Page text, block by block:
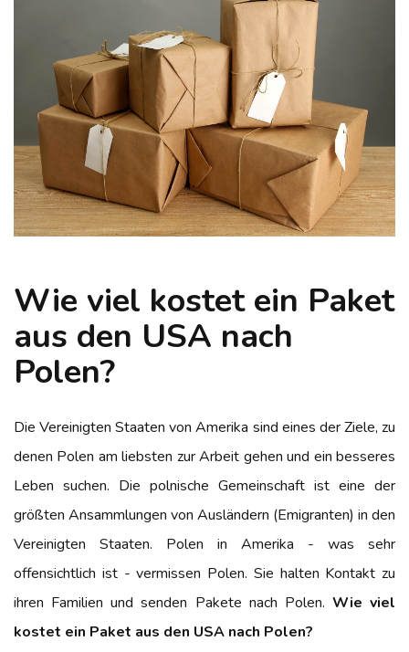
Wie viel kostet ein Paket
aus den USA nach
Polen?
Die Vereinigten Staaten von Amerika sind eines der Ziele, zu
denen Polen am liebsten zur Arbeit gehen und ein besseres
Leben suchen. Die polnische Gemeinschaft ist eine der
größten Ansammlungen von Ausländern (Emigranten) in den
Vereinigten Staaten. Polen in Amerika - was sehr
offensichtlich ist - vermissen Polen. Sie halten Kontakt zu
ihren Familien und senden Pakete nach Polen. Wie viel
kostet ein Paket aus den USA nach Polen?